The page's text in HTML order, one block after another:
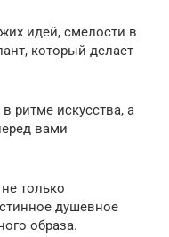
идей, смелости в
который делает
ритме искусства, а
вами
только
душевное
образа.